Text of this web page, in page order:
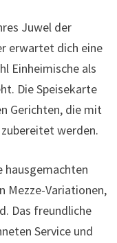
Juwel der
erwartet dich eine
Einheimische als
Die Speisekarte
Gerichten, die mit
werden.
hausgemachten
Mezze-Variationen,
Das freundliche
Service und